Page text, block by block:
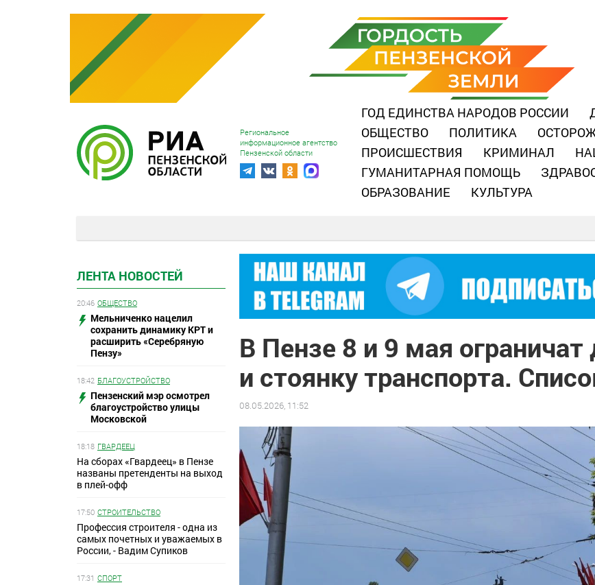
Региональное
информационное агентство
Пензенской области
ГОД ЕДИНСТВА НАРОДОВ РОССИИ
ОБЩЕСТВО
ПОЛИТИКА
ПРОИСШЕСТВИЯ
КРИМИНАЛ
ГУМАНИТАРНАЯ ПОМОЩЬ
ОБРАЗОВАНИЕ
КУЛЬТУРА
ЛЕНТА НОВОСТЕЙ
20:46 ОБЩЕСТВО
Мельниченко нацелил
сохранить динамику КРТ и
расширить «Серебряную
Пензу»
18:42 БЛАГОУСТРОЙСТВО
Пензенский мэр осмотрел
благоустройство улицы
Московской
18:18 ГВАРДЕЕЦ
На сборах «Гвардеец» в Пензе
названы претенденты на выход
в плей-офф
17:50 СТРОИТЕЛЬСТВО
Профессия строителя - одна из
самых почетных и уважаемых в
России, - Вадим Супиков
17:31 СПОРТ
В Пензе 8 и 9 мая
и стоянку транспорта.
08.05.2026, 11:52